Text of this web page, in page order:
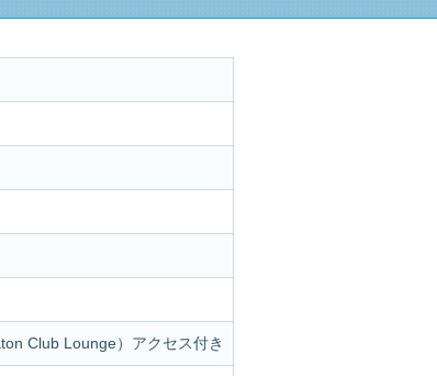
Club Lounge）アクセス付き